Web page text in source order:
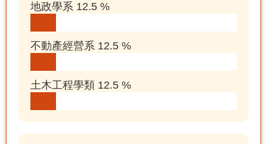
地政學系 12.5 %
不動產經營系 12.5 %
土木工程學類 12.5 %